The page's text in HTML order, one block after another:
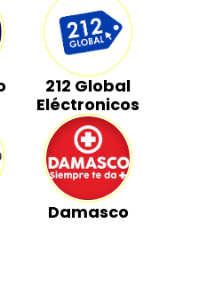
212 Global
Eléctronicos
Damasco